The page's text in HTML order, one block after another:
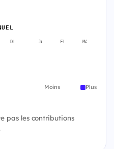
DÉC. JANV. FÉVR. MARS
Moins Plus
pas les contributions